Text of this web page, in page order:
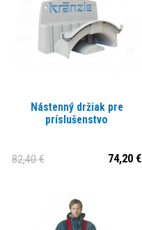
Nástenný držiak pre
príslušenstvo
74,20 €
82,40 €